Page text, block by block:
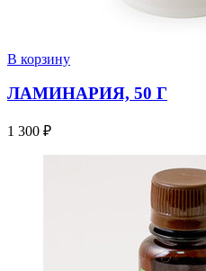
В корзину
ЛАМИНАРИЯ, 50 Г
1 300 ₽